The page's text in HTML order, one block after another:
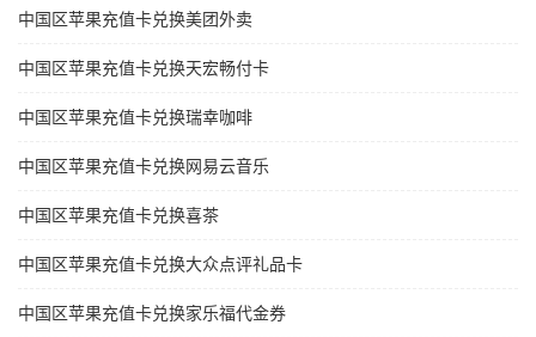
中国区苹果充值卡兑换美团外卖
中国区苹果充值卡兑换天宏畅付卡
中国区苹果充值卡兑换瑞幸咖啡
中国区苹果充值卡兑换网易云音乐
中国区苹果充值卡兑换喜茶
中国区苹果充值卡兑换大众点评礼品卡
中国区苹果充值卡兑换家乐福代金券